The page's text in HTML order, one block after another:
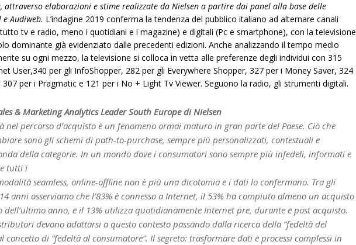
attraverso elaborazioni e stime realizzate da Nielsen a partire dai panel alla base delle
Audiweb. L’indagine 2019 conferma la tendenza del pubblico italiano ad alternare canali
tv e radio, meno i quotidiani e i magazine) e digitali (Pc e smartphone), con la televisione
dominante già evidenziato dalle precedenti edizioni. Anche analizzando il tempo medio
su ogni mezzo, la televisione si colloca in vetta alle preferenze degli individui con 315
User,340 per gli InfoShopper, 282 per gli Everywhere Shopper, 327 per i Money Saver, 324
307 per i Pragmatic e 121 per i No + Light Tv Viewer. Seguono la radio, gli strumenti digitali.
& Marketing Analytics Leader South Europe di Nielsen
nel percorso d’acquisto è un fenomeno ormai maturo in gran parte del Paese. Ciò che
sono gli schemi di path-to-purchase, sempre più personalizzati, contestuali e
della categorie. In un mondo dove i consumatori sono sempre più infedeli, informati e
tutti i
seamless, online-offline non è più una dicotomia e i dati lo confermano. Tra gli
anni osserviamo che l’83% è connesso a Internet, il 53% ha compiuto almeno un acquisto
dell’ultimo anno, e il 13% utilizza quotidianamente Internet pre, durante e post acquisto.
devono adattarsi a questo contesto passando dalla ricerca della “fedeltà del
concetto di “fedeltà al consumatore”. Il segreto: trasformare dati e processi complessi in